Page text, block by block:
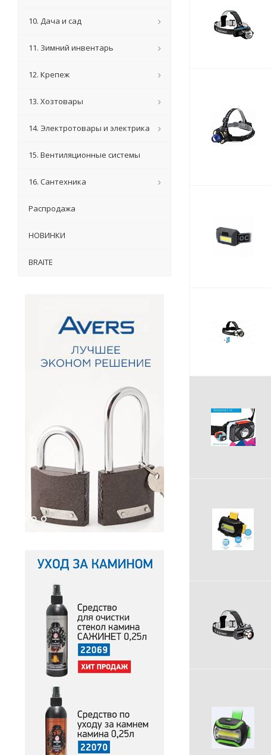
10. Дача и сад
11. Зимний инвентарь
12. Крепеж
13. Хозтовары
14. Электротовары и электрика
15. Вентиляционные системы
16. Сантехника
Распродажа
НОВИНКИ
BRAITE